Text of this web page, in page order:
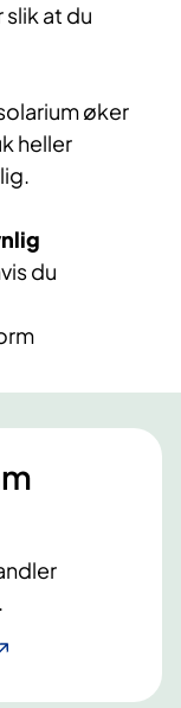
at du
øker
heller
du